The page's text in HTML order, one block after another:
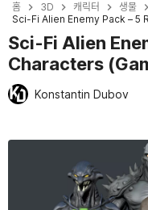
홈 3D 캐릭터
생물
Sci-Fi Alien Enemy Pack – 5
Sci-Fi Alien
Characters
Konstantin Dubov